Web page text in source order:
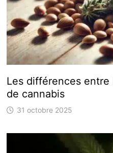
Les différences
de cannabis
31 octobre 2025